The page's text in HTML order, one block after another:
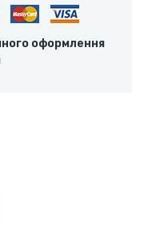
оформлення